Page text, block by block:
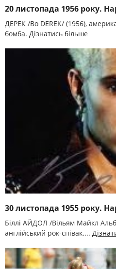
20 листопада 1956 року.
ДЕРЕК /Bo DEREK/ (1956),
бомба. Дізнатись більше
30 листопада 1955 року.
Біллі АЙДОЛ /Вільям Майкл
англійський рок-співак....